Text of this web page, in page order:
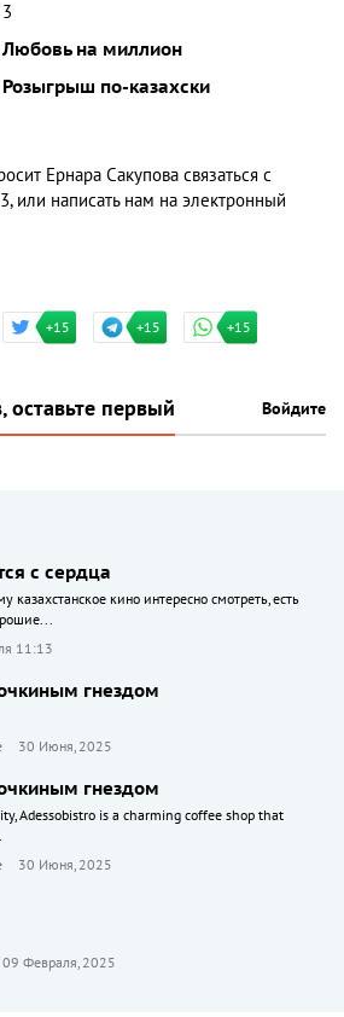
3
Любовь на миллион
Розыгрыш по-казахски
Ернара Сакупова связаться с
или написать нам на электронный
+15 +15 +15
оставьте первый Войдите
с сердца
казахстанское кино интересно смотреть, есть
11:13
гнездом
30 Июня, 2025
гнездом
Adessobistro is a charming coffee shop that
30 Июня, 2025
09 Февраля, 2025